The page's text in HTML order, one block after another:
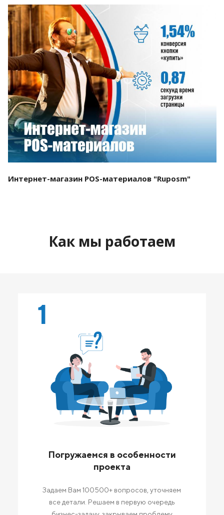
Смотреть проект
Интернет-магазин POS-материалов "Ruposm"
Как мы работаем
1
Погружаемся в особенности
проекта
Задаем Вам 100500+ вопросов, уточняем
все детали. Решаем в первую очередь